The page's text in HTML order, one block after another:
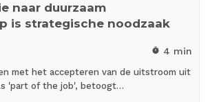
naar duurzaam
is strategische noodzaak
timer 4 min
met het accepteren van de uitstroom uit
'part of the job', betoogt…